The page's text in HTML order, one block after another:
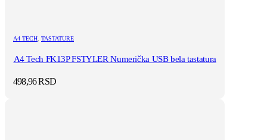
A4 TECH TASTATURE
A4 Tech FK13P FSTYLER Numerička USB bela tastatura
498,96RSD